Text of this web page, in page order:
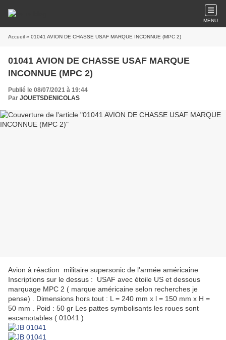
MENU
Accueil » 01041 AVION DE CHASSE USAF MARQUE INCONNUE (MPC 2)
01041 AVION DE CHASSE USAF MARQUE
INCONNUE (MPC 2)
Publié le 08/07/2021 à 19:44
Par JOUETSDENICOLAS
Avion à réaction militaire supersonic de l'armée américaine
Inscriptions sur le dessus : USAF avec étoile US et dessous
marquage MPC 2 ( marque américaine selon recherches je
pense) . Dimensions hors tout : L = 240 mm x l = 150 mm x H =
50 mm . Poid : 50 gr Les pattes symbolisants les roues sont
escamotables ( 01041 )